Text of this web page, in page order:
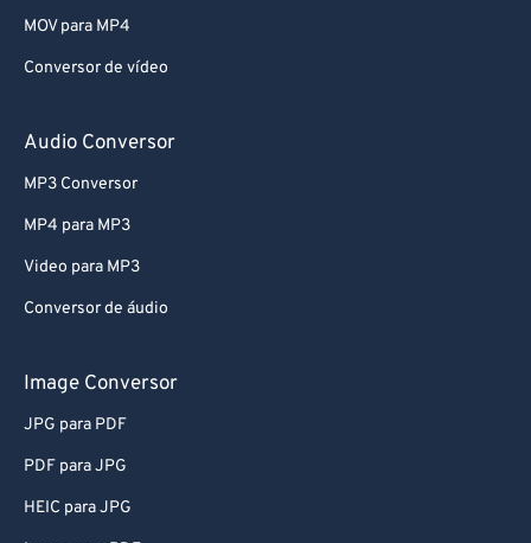
MOV para MP4
Conversor de vídeo
Audio Conversor
MP3 Conversor
MP4 para MP3
Video para MP3
Conversor de áudio
Image Conversor
JPG para PDF
PDF para JPG
HEIC para JPG